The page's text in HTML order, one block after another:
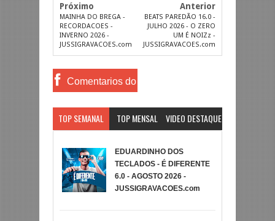
Próximo
MAINHA DO BREGA -
RECORDACOES -
INVERNO 2026 -
JUSSIGRAVACOES.com
Anterior
BEATS PAREDÃO 16.0 -
JULHO 2026 - O ZERO
UM É NOIZz -
JUSSIGRAVACOES.com
Comentarios do
TOP SEMANAL TOP MENSAL VIDEO DESTAQUE
EDUARDINHO DOS
TECLADOS - É DIFERENTE
6.0 - AGOSTO 2026 -
JUSSIGRAVACOES.com